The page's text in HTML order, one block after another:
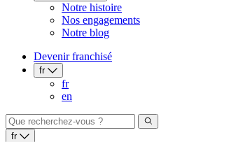
Notre histoire
Nos engagements
Notre blog
Devenir franchisé
fr
fr
en
fr